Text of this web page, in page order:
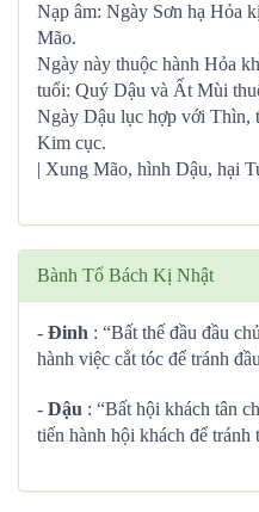
Nạp âm: Ngày Sơn hạ Hỏa
Mão.
Ngày này thuộc hành Hỏa
tuổi: Quý Dậu và Ất Mùi
Ngày Dậu lục hợp với Thìn,
Kim cục.
| Xung Mão, hình Dậu, hại
Bành Tổ Bách Kị Nhật
- Đinh : “Bất thế đầu đầu
hành việc cắt tóc để tránh
- Dậu : “Bất hội khách tân
tiến hành hội khách để tránh